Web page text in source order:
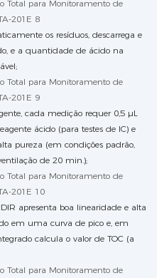
os resíduos, descarrega e
e a quantidade de ácido na
cada medição requer 0,5 μL
ácido (para testes de IC) e
pureza (em condições padrão,
de 20 min.);
apresenta boa linearidade e alta
em uma curva de pico e, em
calcula o valor de TOC (a